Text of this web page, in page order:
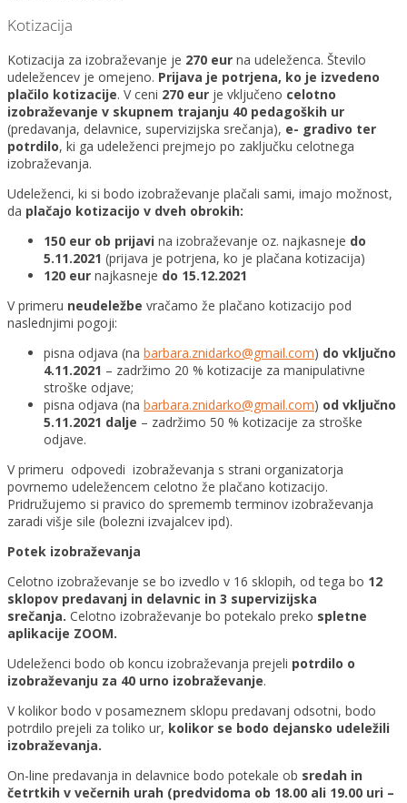
Kotizacija
Kotizacija za izobraževanje je 270 eur na udeleženca. Število
udeležencev je omejeno. Prijava je potrjena, ko je izvedeno
plačilo kotizacije. V ceni 270 eur je vključeno celotno
izobraževanje v skupnem trajanju 40 pedagoških ur
(predavanja, delavnice, supervizijska srečanja), e- gradivo ter
potrdilo, ki ga udeleženci prejmejo po zaključku celotnega
izobraževanja.
Udeleženci, ki si bodo izobraževanje plačali sami, imajo možnost,
da plačajo kotizacijo v dveh obrokih:
150 eur ob prijavi na izobraževanje oz. najkasneje do
5.11.2021 (prijava je potrjena, ko je plačana kotizacija)
120 eur najkasneje do 15.12.2021
V primeru neudeležbe vračamo že plačano kotizacijo pod
naslednjimi pogoji:
pisna odjava (na barbara.znidarko@gmail.com) do vključno
4.11.2021 – zadržimo 20 % kotizacije za manipulativne
stroške odjave;
pisna odjava (na barbara.znidarko@gmail.com) od vključno
5.11.2021 dalje – zadržimo 50 % kotizacije za stroške
odjave.
V primeru odpovedi izobraževanja s strani organizatorja
povrnemo udeležencem celotno že plačano kotizacijo.
Pridružujemo si pravico do sprememb terminov izobraževanja
zaradi višje sile (bolezni izvajalcev ipd).
Potek izobraževanja
Celotno izobraževanje se bo izvedlo v 16 sklopih, od tega bo 12
sklopov predavanj in delavnic in 3 supervizijska
srečanja. Celotno izobraževanje bo potekalo preko spletne
aplikacije ZOOM.
Udeleženci bodo ob koncu izobraževanja prejeli potrdilo o
izobraževanju za 40 urno izobraževanje.
V kolikor bodo v posameznem sklopu predavanj odsotni, bodo
potrdilo prejeli za toliko ur, kolikor se bodo dejansko udeležili
izobraževanja.
On-line predavanja in delavnice bodo potekale ob sredah in
četrtkih v večernih urah (predvidoma ob 18.00 ali 19.00 uri –